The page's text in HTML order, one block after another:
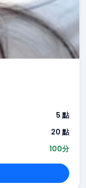
5 點
20 點
100分